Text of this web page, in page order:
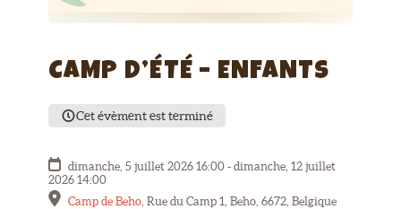
CAMP D’ÉTÉ – ENFANTS
Cet évèment est terminé
dimanche, 5 juillet 2026 16:00 - dimanche, 12 juillet
2026 14:00
Camp de Beho, Rue du Camp 1, Beho, 6672, Belgique